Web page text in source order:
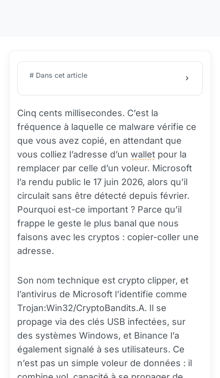
# Dans cet article
Cinq cents millisecondes. C’est la
fréquence à laquelle ce malware vérifie ce
que vous avez copié, en attendant que
vous colliez l’adresse d’un wallet pour la
remplacer par celle d’un voleur. Microsoft
l’a rendu public le 17 juin 2026, alors qu’il
circulait sans être détecté depuis février.
Pourquoi est-ce important ? Parce qu’il
frappe le geste le plus banal que nous
faisons avec les cryptos : copier-coller une
adresse.
Son nom technique est crypto clipper, et
l’antivirus de Microsoft l’identifie comme
Trojan:Win32/CryptoBandits.A. Il se
propage via des clés USB infectées, sur
des systèmes Windows, et Binance l’a
également signalé à ses utilisateurs. Ce
n’est pas un simple voleur de données : il